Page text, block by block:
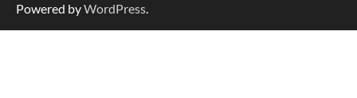
Powered byWordPress.